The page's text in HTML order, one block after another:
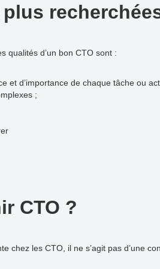
qualités d’un bon CTO sont :
et d’importance de chaque tâche ou
;
CTO ?
chez les CTO, il ne s’agit pas d’une